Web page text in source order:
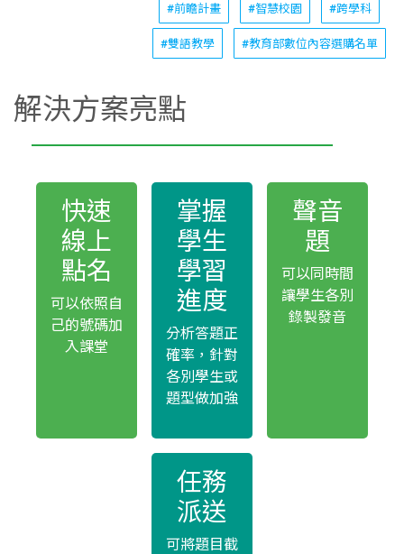
#前瞻計畫 #智慧校園 #跨學科
#雙語教學 #教育部數位內容選購名單
解決方案亮點
快速
線上
點名
可以依照自
己的號碼加
入課堂
掌握
學生
學習
進度
分析答題正
確率，針對
各別學生或
題型做加強
聲音
題
可以同時間
讓學生各別
錄製發音
任務
派送
可將題目截